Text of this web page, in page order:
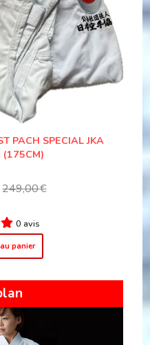
PACH SPECIAL JKA
249,00€
0 avis
panier